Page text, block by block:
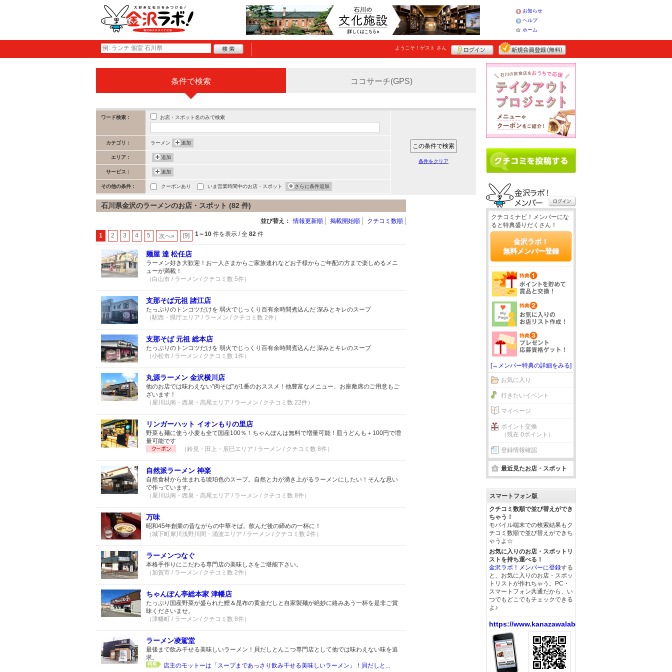
お知らせ
ヘルプ
ホーム
ようこそ！ ゲスト さん
条件で検索 ココサーチ(GPS)
ワード検索： お店・スポット名のみで検索
カテゴリ： ラーメン 追加
エリア： 追加
サービス： 追加
その他の条件： クーポンあり いま営業時間中のお店・スポット さらに条件追加
条件をクリア
石川県金沢のラーメンのお店・スポット (82 件)
並び替え： 情報更新順 掲載開始順 クチコミ数順
1 2 3 4 5 次へ» [9] 1～10 件を表示 / 全 82 件
麺屋 達 松任店
ラーメン好き大歓迎！お一人さまからご家族連れなどお子様からご年配の方まで楽しめるメニ
ューが満載！
（白山市 / ラーメン / クチコミ数 5件）
支那そば元祖 諸江店
たっぷりのトンコツだけを 弱火でじっくり百有余時間煮込んだ 深みとキレのスープ
（駅西・県庁エリア / ラーメン / クチコミ数 2件）
支那そば 元祖 総本店
たっぷりのトンコツだけを 弱火でじっくり百有余時間煮込んだ 深みとキレのスープ
（小松市 / ラーメン / クチコミ数 1件）
丸源ラーメン 金沢横川店
他のお店では味わえない”肉そば”が1番のおススメ！他豊富なメニュー、お座敷席のご用意もご
ざいます！
（犀川以南・西泉・高尾エリア / ラーメン / クチコミ数 22件）
リンガーハット イオンもりの里店
野菜も麺に使う小麦も全て国産100％！ちゃんぽんは無料で増量可能！皿うどんも＋100円で増
量可能です
（鈴見・田上・辰巳エリア / ラーメン / クチコミ数 8件）
自然派ラーメン 神楽
自然食材から生まれる琥珀色のスープ。自然と力が湧き上がるラーメンにしたい！そんな思い
で作っています。
（犀川以南・西泉・高尾エリア / ラーメン / クチコミ数 8件）
万味
昭和45年創業の昔ながらの中華そば。飲んだ後の締めの一杯に！
（城下町犀川浅野川間・涌波エリア / ラーメン / クチコミ数 2件）
ラーメンつなぐ
本格手作りにこだわる専門店の美味しさをご堪能下さい。
（加賀市 / ラーメン / クチコミ数 2件）
ちゃんぽん亭総本家 津幡店
たっぷり国産野菜が盛られた鰹＆昆布の黄金だしと自家製麺が絶妙に絡みあう一杯を是非ご賞
味くださいませ。
（津幡町 / ラーメン / クチコミ数 8件）
ラーメン凌駕堂
最後まで飲み干せる美味しいラーメン！貝だしとんこつ専門店として他では味わえない味を追
求。
店主のモットーは「スープまであっさり飲み干せる美味しいラーメン」！貝だしと...
クチコミナビ！メンバーにな
ると特典盛りだくさん！
金沢ラボ！
無料メンバー登録
[→メンバー特典の詳細をみる]
お気に入り
行きたいイベント
マイページ
ポイント交換
（現在 0ポイント）
登録情報確認
最近見たお店・スポット
スマートフォン版
クチコミ数順で並び替えができ
ちゃう！
モバイル端末での検索結果もク
チコミ数順で並び替えができち
ゃうよ☆
お気に入りのお店・スポットリ
ストを持ち運べる！
金沢ラボ！メンバーに登録する
と、お気に入りのお店・スポッ
トリストが作れちゃう。PC・
スマートフォン共通だから、い
つでもどこでもチェックできる
よ♪
https://www.kanazawalabo.net/